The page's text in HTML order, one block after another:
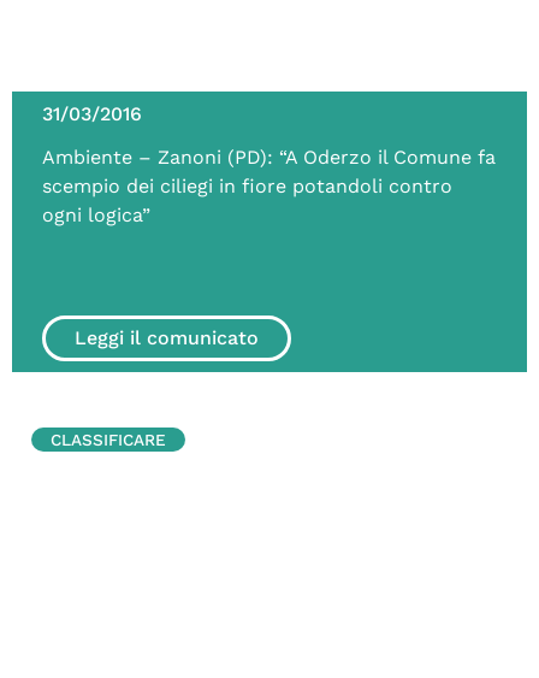
31/03/2016
Ambiente – Zanoni (PD): “A Oderzo il Comune fa
scempio dei ciliegi in fiore potandoli contro
ogni logica”
Leggi il comunicato
CLASSIFICARE